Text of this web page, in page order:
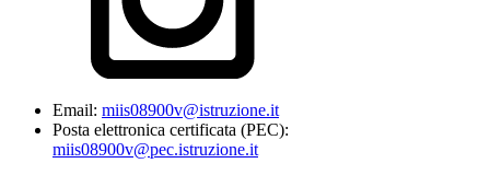
Email: miis08900v@istruzione.it
Posta elettronica certificata (PEC):
miis08900v@pec.istruzione.it